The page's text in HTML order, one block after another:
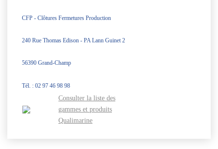
CFP - Clôtures Fermetures Production
240 Rue Thomas Edison - PA Lann Guinet 2
56390 Grand-Champ
Tél. : 02 97 46 98 98
Consulter la liste des
gammes et produits
Qualimarine